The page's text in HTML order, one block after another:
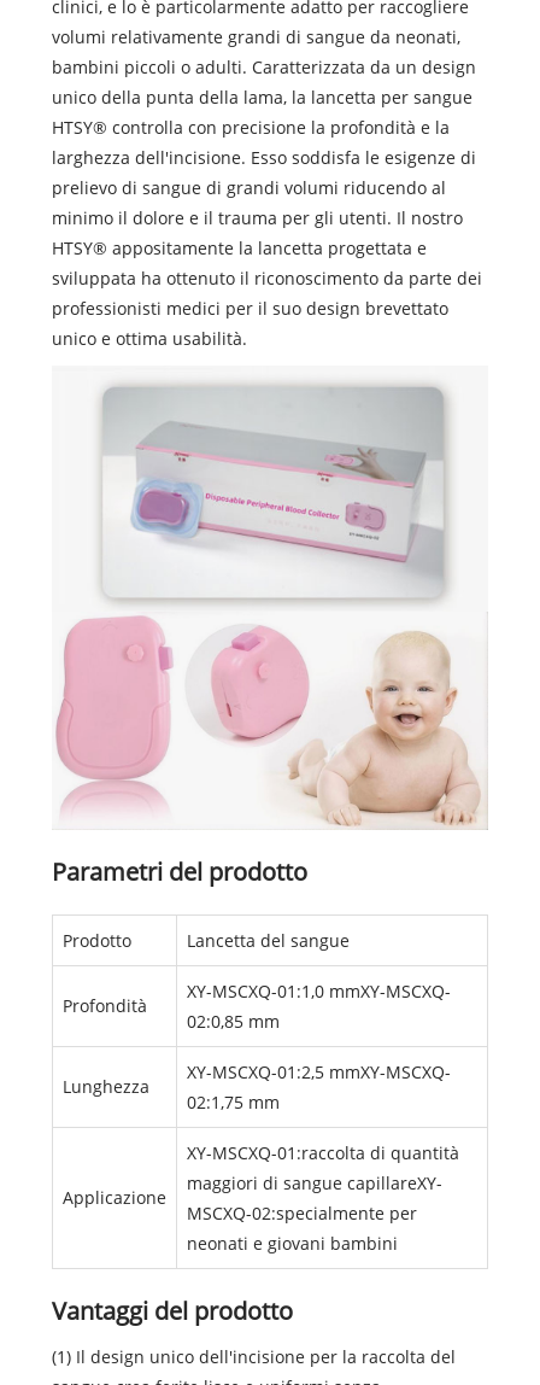
clinici, e lo è particolarmente adatto per raccogliere
volumi relativamente grandi di sangue da neonati,
bambini piccoli o adulti. Caratterizzata da un design
unico della punta della lama, la lancetta per sangue
HTSY® controlla con precisione la profondità e la
larghezza dell'incisione. Esso soddisfa le esigenze di
prelievo di sangue di grandi volumi riducendo al
minimo il dolore e il trauma per gli utenti. Il nostro
HTSY® appositamente la lancetta progettata e
sviluppata ha ottenuto il riconoscimento da parte dei
professionisti medici per il suo design brevettato
unico e ottima usabilità.
Parametri del prodotto
Prodotto Lancetta del sangue
Profondità
XY-MSCXQ-01:1,0 mmXY-MSCXQ-
02:0,85 mm
Lunghezza
XY-MSCXQ-01:2,5 mmXY-MSCXQ-
02:1,75 mm
Applicazione
XY-MSCXQ-01:raccolta di quantità
maggiori di sangue capillareXY-
MSCXQ-02:specialmente per
neonati e giovani bambini
Vantaggi del prodotto
(1) Il design unico dell'incisione per la raccolta del